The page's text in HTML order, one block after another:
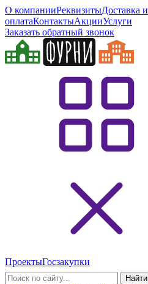
О компанииРеквизитыДоставка и
оплатаКонтактыАкцииУслуги
Заказать обратный звонок
ПроектыГосзакупки
Найти